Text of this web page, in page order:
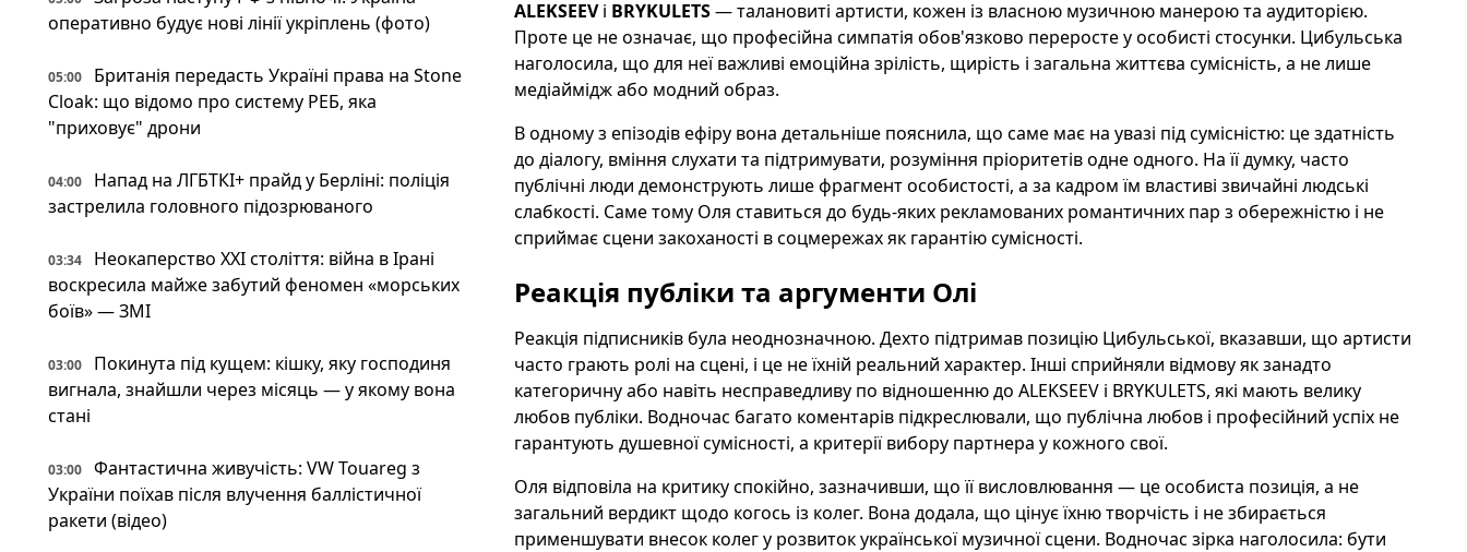
оперативно будує нові лінії укріплень (фото)
05:00
Британія передасть Україні права на Stone
Cloak: що відомо про систему РЕБ, яка
"приховує" дрони
04:00
Напад на ЛГБТКІ+ прайд у Берліні: поліція
застрелила головного підозрюваного
03:34
Неокаперство XXI століття: війна в Ірані
воскресила майже забутий феномен «морських
боїв» — ЗМІ
03:00
Покинута під кущем: кішку, яку господиня
вигнала, знайшли через місяць — у якому вона
стані
03:00
Фантастична живучість: VW Touareg з
України поїхав після влучення баллістичної
ракети (відео)
ALEKSEEVі BRYKULETS— талановиті артисти, кожен із власною музичною манерою та аудиторією.
Проте це не означає, що професійна симпатія обов'язково переросте у особисті стосунки. Цибульська
наголосила, що для неї важливі емоційна зрілість, щирість і загальна життєва сумісність, а не лише
медіаймідж або модний образ.
В одному з епізодів ефіру вона детальніше пояснила, що саме має на увазі під сумісністю: це здатність
до діалогу, вміння слухати та підтримувати, розуміння пріоритетів одне одного. На її думку, часто
публічні люди демонструють лише фрагмент особистості, а за кадром їм властиві звичайні людські
слабкості. Саме тому Оля ставиться до будь-яких рекламованих романтичних пар з обережністю і не
сприймає сцени закоханості в соцмережах як гарантію сумісності.
Реакція публіки та аргументи Олі
Реакція підписників була неоднозначною. Дехто підтримав позицію Цибульської, вказавши, що артисти
часто грають ролі на сцені, і це не їхній реальний характер. Інші сприйняли відмову як занадто
категоричну або навіть несправедливу по відношенню до ALEKSEEV і BRYKULETS, які мають велику
любов публіки. Водночас багато коментарів підкреслювали, що публічна любов і професійний успіх не
гарантують душевної сумісності, а критерії вибору партнера у кожного свої.
Оля відповіла на критику спокійно, зазначивши, що її висловлювання — це особиста позиція, а не
загальний вердикт щодо когось із колег. Вона додала, що цінує їхню творчість і не збирається
применшувати внесок колег у розвиток української музичної сцени. Водночас зірка наголосила: бути